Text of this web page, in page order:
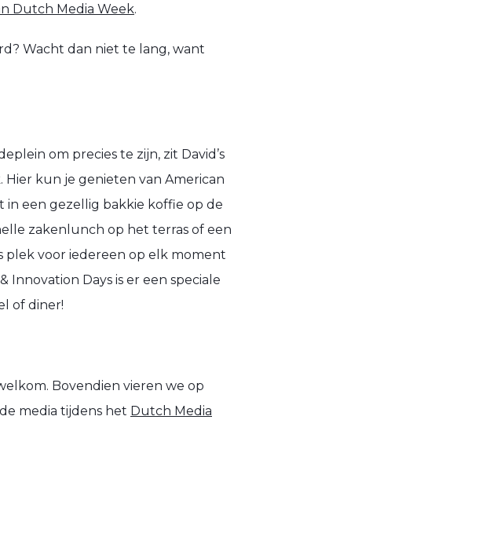
Dutch Media Week.
Wacht dan niet te lang, want
om precies te zijn, zit David’s
Hier kun je genieten van American
in een gezellig bakkie koffie op de
zakenlunch op het terras of een
plek voor iedereen op elk moment
Innovation Days is er een speciale
of diner!
Bovendien vieren we op
media tijdens het Dutch Media